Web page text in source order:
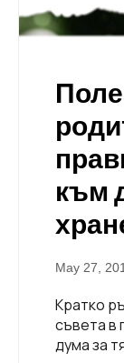
към
May 27,
Кратко
съвета в
дума за